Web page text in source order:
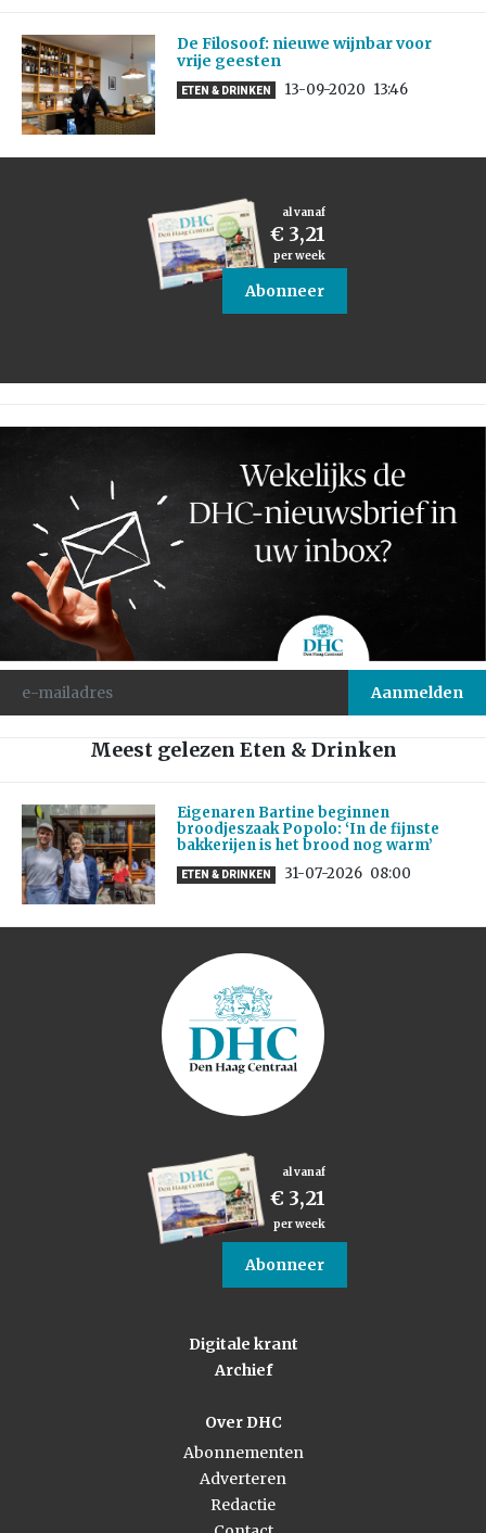
De Filosoof: nieuwe wijnbar voor
vrije geesten
ETEN & DRINKEN 13-09-2020 13:46
al vanaf
€ 3,21
per week
Abonneer
Meest gelezen Eten & Drinken
Eigenaren Bartine beginnen
broodjeszaak Popolo: ‘In de fijnste
bakkerijen is het brood nog warm’
ETEN & DRINKEN 31-07-2026 08:00
al vanaf
€ 3,21
per week
Abonneer
Digitale krant
Archief
Over DHC
Abonnementen
Adverteren
Redactie